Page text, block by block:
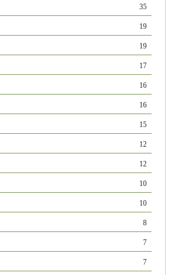
35
19
19
17
16
16
15
12
12
10
10
8
7
7